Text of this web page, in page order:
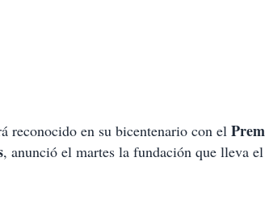
reconocido en su bicentenario con el
, anunció el martes la fundación que lleva